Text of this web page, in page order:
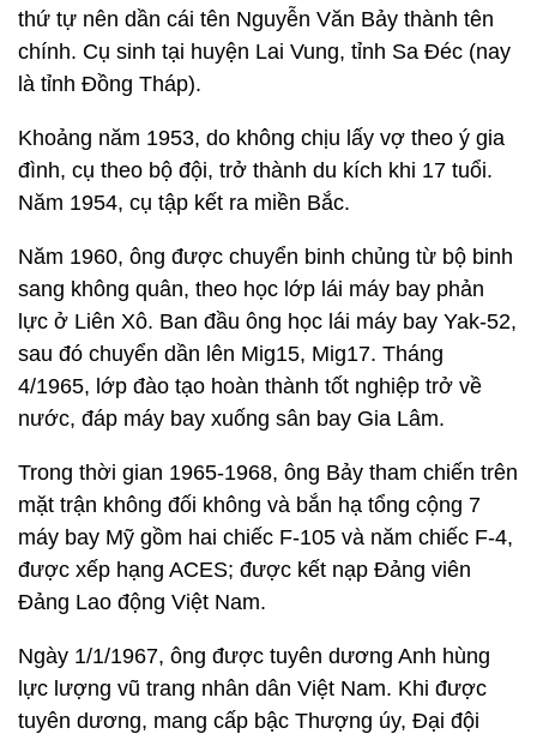
thứ tự nên dần cái tên Nguyễn Văn Bảy thành tên
chính. Cụ sinh tại huyện Lai Vung, tỉnh Sa Đéc (nay
là tỉnh Đồng Tháp).
Khoảng năm 1953, do không chịu lấy vợ theo ý gia
đình, cụ theo bộ đội, trở thành du kích khi 17 tuổi.
Năm 1954, cụ tập kết ra miền Bắc.
Năm 1960, ông được chuyển binh chủng từ bộ binh
sang không quân, theo học lớp lái máy bay phản
lực ở Liên Xô. Ban đầu ông học lái máy bay Yak-52,
sau đó chuyển dần lên Mig15, Mig17. Tháng
4/1965, lớp đào tạo hoàn thành tốt nghiệp trở về
nước, đáp máy bay xuống sân bay Gia Lâm.
Trong thời gian 1965-1968, ông Bảy tham chiến trên
mặt trận không đối không và bắn hạ tổng cộng 7
máy bay Mỹ gồm hai chiếc F-105 và năm chiếc F-4,
được xếp hạng ACES; được kết nạp Đảng viên
Đảng Lao động Việt Nam.
Ngày 1/1/1967, ông được tuyên dương Anh hùng
lực lượng vũ trang nhân dân Việt Nam. Khi được
tuyên dương, mang cấp bậc Thượng úy, Đại đội